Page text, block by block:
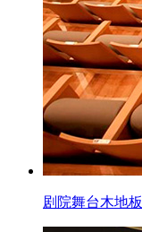
剧院舞台木地板